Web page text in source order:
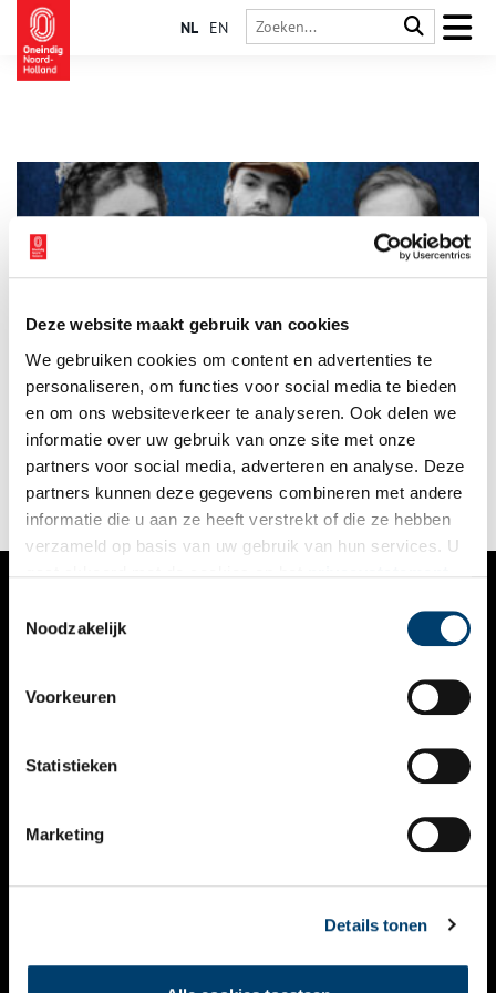
Deze website maakt gebruik van cookies
We gebruiken cookies om content en advertenties te
personaliseren, om functies voor social media te bieden
en om ons websiteverkeer te analyseren. Ook delen we
informatie over uw gebruik van onze site met onze
partners voor social media, adverteren en analyse. Deze
partners kunnen deze gegevens combineren met andere
informatie die u aan ze heeft verstrekt of die ze hebben
verzameld op basis van uw gebruik van hun services. U
Noodzakelijk
Voorkeuren
Statistieken
Marketing
Details tonen
NL EN
Op het eerste gezicht hebben Keizerin Sisi, Toon Hermans en
Alain Clark weinig gemeen. Wat ze wel gemeen hebben is hun
band met Zandvoort, zo blijkt uit de nieuwe tentoonstelling
‘Beroemd Zandvoort’ in het Zandvoorts Museum.
VERHALEN
KALENDER
THEMA’S
VIDEO’S
CONTACT